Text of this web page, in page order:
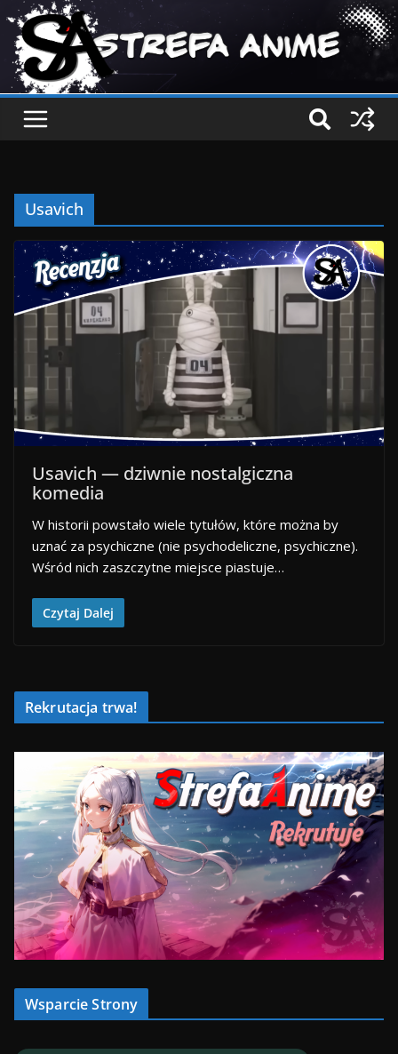
Usavich
Usavich — dziwnie nostalgiczna
komedia
W historii powstało wiele tytułów, które można by
uznać za psychiczne (nie psychodeliczne, psychiczne).
Wśród nich zaszczytne miejsce piastuje…
Czytaj Dalej
Rekrutacja trwa!
Wsparcie Strony